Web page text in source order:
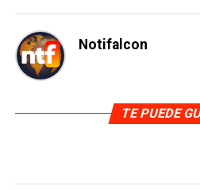
Notifalcon
TE PUEDE